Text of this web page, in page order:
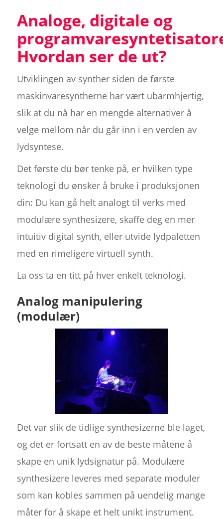
Analoge, digitale og
Hvordan ser de ut?
Utviklingen av synther siden de første
maskinvaresyntherne har vært ubarmhjertig,
slik at du nå har en mengde alternativer å
velge mellom når du går inn i en verden av
lydsyntese.
Det første du bør tenke på, er hvilken type
teknologi du ønsker å bruke i produksjonen
din: Du kan gå helt analogt til verks med
modulære synthesizere, skaffe deg en mer
intuitiv digital synth, eller utvide lydpaletten
med en rimeligere virtuell synth.
La oss ta en titt på hver enkelt teknologi.
Analog manipulering
(modulær)
Det var slik de tidlige synthesizerne ble laget,
og det er fortsatt en av de beste måtene å
skape en unik lydsignatur på. Modulære
synthesizere leveres med separate moduler
som kan kobles sammen på uendelig mange
måter for å skape et helt unikt instrument.